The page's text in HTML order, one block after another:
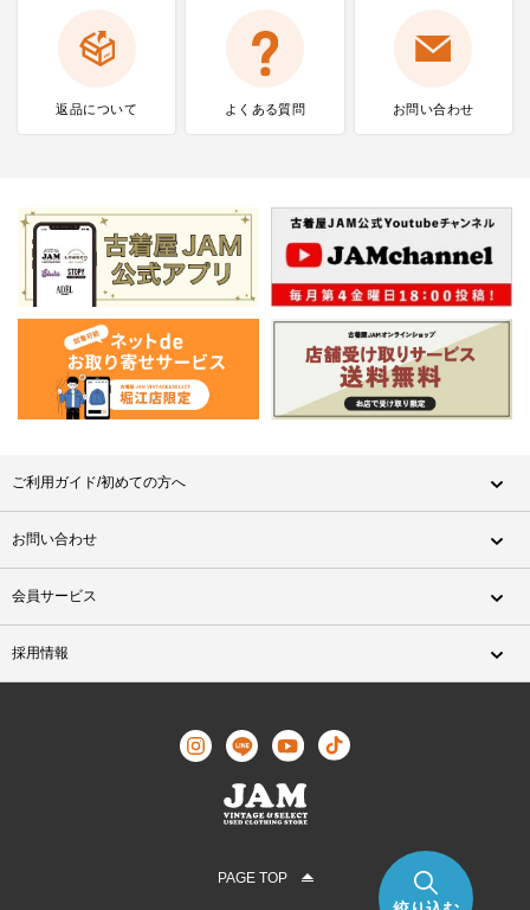
返品について よくある質問 お問い合わせ
ご利用ガイド/初めての方へ
お問い合わせ
会員サービス
採用情報
PAGE TOP